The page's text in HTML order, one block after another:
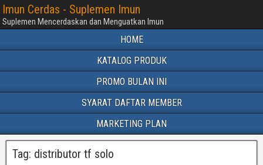
Imun Cerdas - Suplemen Imun
Suplemen Mencerdaskan dan Menguatkan Imun
HOME
KATALOG PRODUK
PROMO BULAN INI
SYARAT DAFTAR MEMBER
MARKETING PLAN
Tag: distributor tf solo